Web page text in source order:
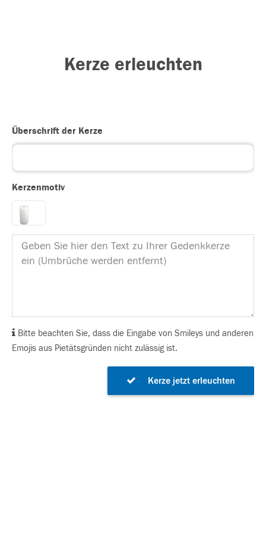
Kerze erleuchten
Überschrift der Kerze
Kerzenmotiv
Bitte beachten Sie, dass die Eingabe von Smileys und anderen
Emojis aus Pietätsgründen nicht zulässig ist.
Kerze jetzt erleuchten